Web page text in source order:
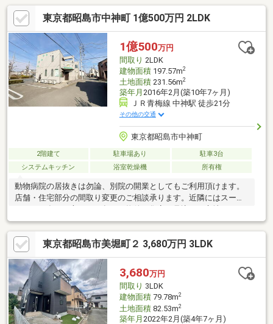
換■2階ミラーキャビネット交換■フローリング上貼り（LDK）■全
室クロス張替■畳表替え、襖張替え■一部照明器具取付■火災報知
器交換■外壁塗装■防蟻工事■ルームクリーニング 他
東京都昭島市中神町 1億500万円 2LDK
1億500万円
間取り 2LDK
建物面積197.57m2
土地面積231.56m2
築年月 2016年2月(築10年7ヶ月)
ＪＲ青梅線 中神駅 徒歩21分
その他の交通
東京都昭島市中神町
2階建て 駐車場あり
駐車3台
システムキッチン
浴室乾燥機 所有権
動物病院の居抜きは勿論、別院の開業としてもご利用頂けます。
店舗・住宅部分の間取り変更のご相談承ります。近隣にはスーパ
◎おすすめポイント・土地231.56㎡（70.04坪）・建物197.57㎡
（59.76坪）・駐車場4台可（車種による）・書斎やクローク有・
浴室1.25坪で広々・開放感のあるバルコニー
東京都昭島市美堀町２ 3,680万円 3LDK
3,680万円
間取り 3LDK
建物面積79.78m2
土地面積82.53m2
築年月 2022年2月(築4年7ヶ月)